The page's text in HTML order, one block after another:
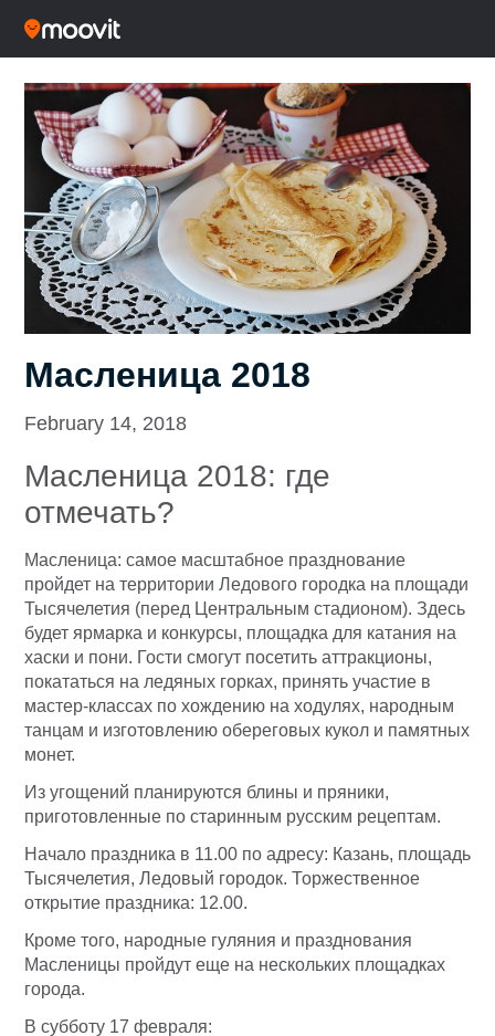
Масленица 2018
February 14, 2018
Масленица 2018: где
отмечать?
Масленица: самое масштабное празднование
пройдет на территории Ледового городка на площади
Тысячелетия (перед Центральным стадионом). Здесь
будет ярмарка и конкурсы, площадка для катания на
хаски и пони. Гости смогут посетить аттракционы,
покататься на ледяных горках, принять участие в
мастер-классах по хождению на ходулях, народным
танцам и изготовлению обереговых кукол и памятных
монет.
Из угощений планируются блины и пряники,
приготовленные по старинным русским рецептам.
Начало праздника в 11.00 по адресу: Казань, площадь
Тысячелетия, Ледовый городок. Торжественное
открытие праздника: 12.00.
Кроме того, народные гуляния и празднования
Масленицы пройдут еще на нескольких площадках
города.
В субботу 17 февраля: